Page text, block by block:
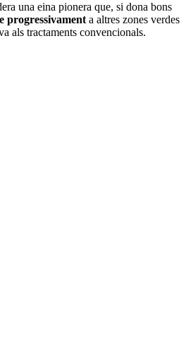
una eina pionera que, si dona bons
progressivament a altres zones verdes
als tractaments convencionals.